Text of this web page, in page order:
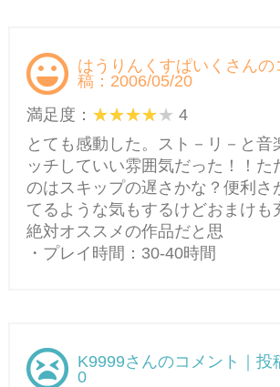
はうりんくすぱいくさんの
稿：2006/05/20
満足度：
4
とても感動した。スト－リ－と音
ッチしていい雰囲気だった！！た
のはスキップの遅さかな？便利さ
てるような気もするけどおまけも
絶対オススメの作品だと思
・プレイ時間：30-40時間
K9999さんのコメント｜投
0